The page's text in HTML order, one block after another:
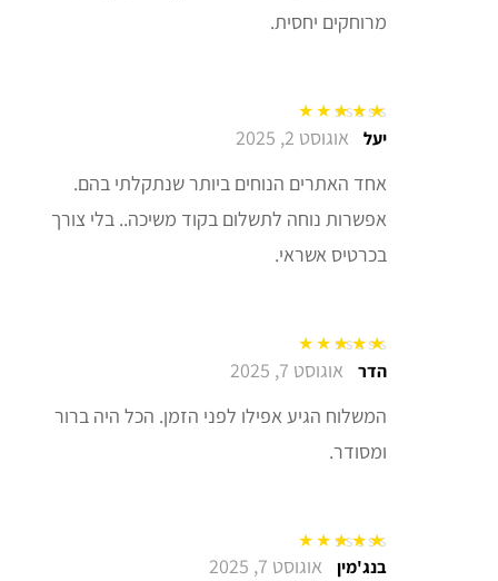
מרוחקים יחסית.
דורג5 מתוך 5 יעל אוגוסט 2, 2025
אחד האתרים הנוחים ביותר שנתקלתי בהם.
אפשרות נוחה לתשלום בקוד משיכה.. בלי צורך
בכרטיס אשראי.
דורג5מתוך 5 הדר אוגוסט 7, 2025
המשלוח הגיע אפילו לפני הזמן. הכל היה ברור
ומסודר.
דורג5מתוך 5בנג'מין אוגוסט 7, 2025